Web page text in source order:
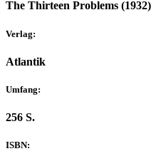
The Thirteen Problems (1932)
Verlag:
Atlantik
Umfang:
256 S.
ISBN: